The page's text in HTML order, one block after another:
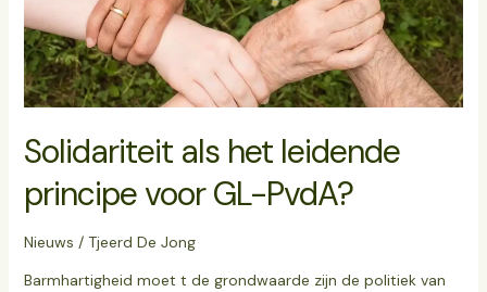
Solidariteit als het leidende
principe voor GL-PvdA?
Nieuws / Tjeerd De Jong
Barmhartigheid moet t de grondwaarde zijn de politiek van